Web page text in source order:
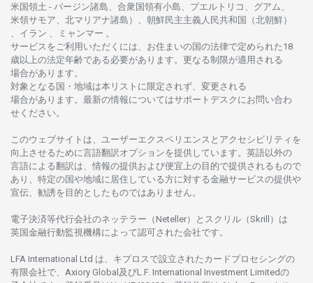
米国領土 - バージン諸島、合衆国領有小島、プエルトリコ、グアム、
米領サモア、 北マリアナ諸島）、 朝鮮民主主義人民共和国 （北朝鮮）
、イラン 、ミャンマー 。
サービスを ご利用いただくには、お住まいの国の法律で定められた 18
歳以上の法定年齢である必要があります。 更なる制限が適用さ れる
場合があります。
対象となる国 ・ 地域は本 リストに限定さ れず、 変更さ れる
場合があります。 最新の情報についてはサポートデスクに お問い合わ
せくださ い。
このウェブサイトは、 ユーザーエクスペリエンスと アクセシビリティを
向上さ せるために言語翻訳オプションを提供しています。 英語以外の
言語に よる翻訳は、 情報の提供および便宜上の目的で提供さ れるもので
あり、 特定の国や地域に 居住している方に対する金融サービスの提供や
宣伝、 勧誘を 目的としたものではありません。
電子決済等代行会社のネッテラー （Neteller）と スクリル （Skrill）は
英国金融行動監視機構に よって認可さ れた会社です。
LFA International Ltd は、 キプロスで設立さ れた カードプロセシングの
有限会社で、Axiory Global及びL.F. International Investment Limitedの